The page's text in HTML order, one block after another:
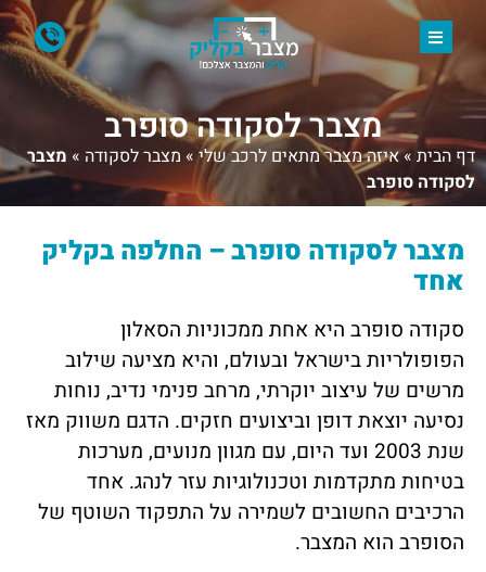
מצבר לסקודה סופרב
דף הבית»איזה מצבר מתאים לרכב שלי» מצבר לסקודה » מצבר
לסקודה סופרב
מצבר לסקודה סופרב – החלפה בקליק
אחד
סקודה סופרב היא אחת ממכוניות הסאלון
הפופולריות בישראל ובעולם, והיא מציעה שילוב
מרשים של עיצוב יוקרתי, מרחב פנימי נדיב, נוחות
נסיעה יוצאת דופן וביצועים חזקים. הדגם משווק מאז
שנת 2003 ועד היום, עם מגוון מנועים, מערכות
בטיחות מתקדמות וטכנולוגיות עזר לנהג. אחד
הרכיבים החשובים לשמירה על התפקוד השוטף של
הסופרב הוא המצבר.